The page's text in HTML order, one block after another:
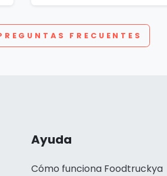
FRECUENTES
Ayuda
Cómo funciona Foodtruckya